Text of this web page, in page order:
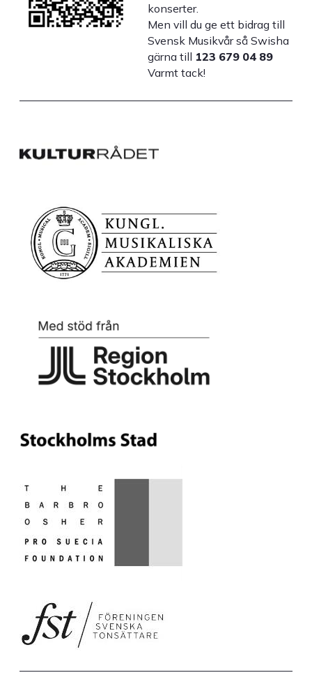
konserter.
Men vill du ge ett bidrag till
Svensk Musikvår så Swisha
gärna till 123 679 04 89
Varmt tack!